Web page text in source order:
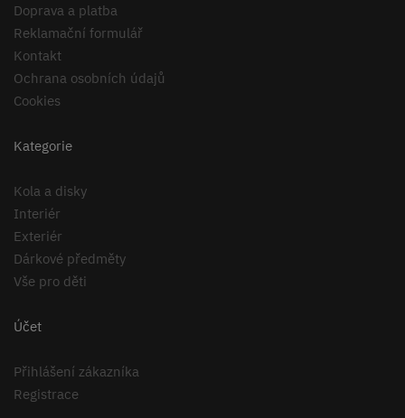
Doprava a platba
Reklamační formulář
Kontakt
Ochrana osobních údajů
Cookies
Kategorie
Kola a disky
Interiér
Exteriér
Dárkové předměty
Vše pro děti
Účet
Přihlášení zákazníka
Registrace